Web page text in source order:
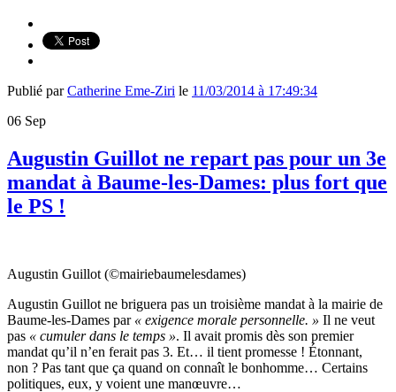
Publié parCatherine Eme-Ziri le 11/03/2014 à 17:49:34
06 Sep
Augustin Guillot ne repart pas pour un 3e
mandat à Baume-les-Dames: plus fort que
le PS !
Augustin Guillot (©mairiebaumelesdames)
Augustin Guillot ne briguera pas un troisième mandat à la mairie de
Baume-les-Dames par « exigence morale personnelle. » Il ne veut
pas « cumuler dans le temps ». Il avait promis dès son premier
mandat qu’il n’en ferait pas 3. Et… il tient promesse ! Étonnant,
non ? Pas tant que ça quand on connaît le bonhomme… Certains
politiques, eux, y voient une manœuvre…